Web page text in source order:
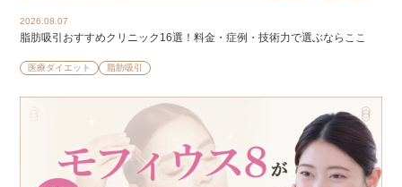
2026.08.07
脂肪吸引おすすめクリニック16選！料金・症例・技術力で選ぶならここ
医療ダイエット 脂肪吸引